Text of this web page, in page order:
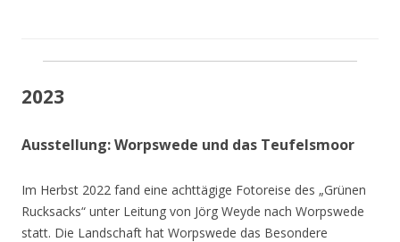
2023
Ausstellung: Worpswede und das Teufelsmoor
Im Herbst 2022 fand eine achttägige Fotoreise des „Grünen
Rucksacks“ unter Leitung von Jörg Weyde nach Worpswede
statt. Die Landschaft hat Worpswede das Besondere